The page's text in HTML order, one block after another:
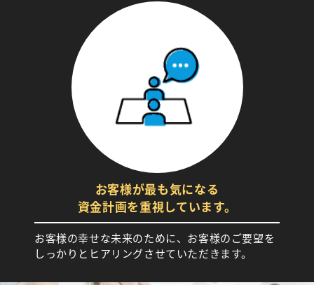
お客様が最も気になる
資金計画を重視しています。
お客様の幸せな未来のために、お客様のご要望を
しっかりとヒアリングさせていただきます。